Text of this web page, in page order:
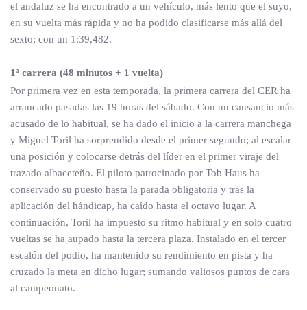
el andaluz se ha encontrado a un vehículo, más lento que el suyo,
en su vuelta más rápida y no ha podido clasificarse más allá del
sexto; con un 1:39,482.
1ª carrera (48 minutos + 1 vuelta)
Por primera vez en esta temporada, la primera carrera del CER ha
arrancado pasadas las 19 horas del sábado. Con un cansancio más
acusado de lo habitual, se ha dado el inicio a la carrera manchega
y Miguel Toril ha sorprendido desde el primer segundo; al escalar
una posición y colocarse detrás del líder en el primer viraje del
trazado albaceteño. El piloto patrocinado por Tob Haus ha
conservado su puesto hasta la parada obligatoria y tras la
aplicación del hándicap, ha caído hasta el octavo lugar. A
continuación, Toril ha impuesto su ritmo habitual y en solo cuatro
vueltas se ha aupado hasta la tercera plaza. Instalado en el tercer
escalón del podio, ha mantenido su rendimiento en pista y ha
cruzado la meta en dicho lugar; sumando valiosos puntos de cara
al campeonato.